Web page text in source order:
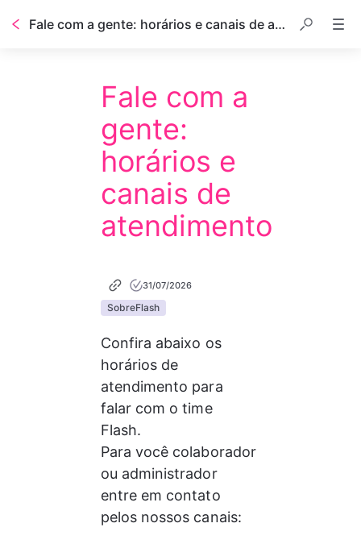
Fale com a gente: horários e canais de atendimento
Fale com a
gente:
horários e
canais de
atendimento
31/07/2026
SobreFlash
Confira abaixo os
horários de
atendimento para
falar com o time
Flash.
Para você colaborador
ou administrador
entre em contato
pelos nossos canais: